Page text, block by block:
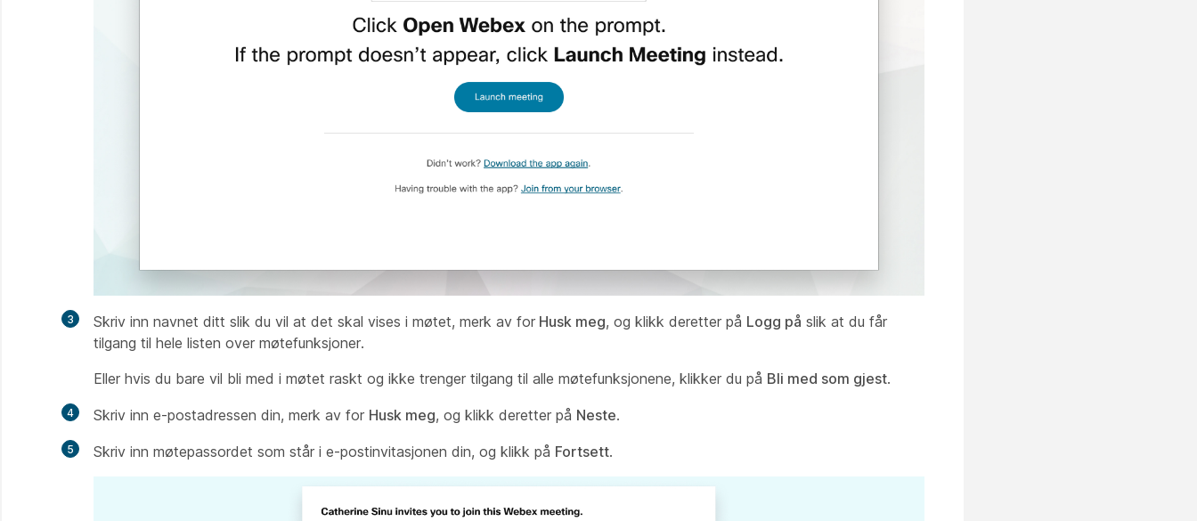
3 Skriv inn navnet ditt slik du vil at det skal vises i møtet, merk av for Husk meg, og klikk deretter på Logg på slik at du får
tilgang til hele listen over møtefunksjoner.
Eller hvis du bare vil bli med i møtet raskt og ikke trenger tilgang til alle møtefunksjonene, klikker du på Bli med som gjest.
4 Skriv inn e-postadressen din, merk av for Husk meg, og klikk deretter på Neste.
5 Skriv inn møtepassordet som står i e-postinvitasjonen din, og klikk på Fortsett.